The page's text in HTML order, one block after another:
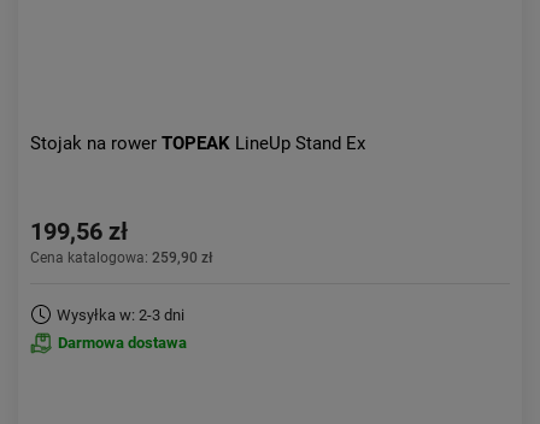
Stojak na rower TOPEAK LineUp Stand Ex
199,56 zł
Cena katalogowa: 259,90 zł
Wysyłka w: 2-3 dni
Darmowa dostawa